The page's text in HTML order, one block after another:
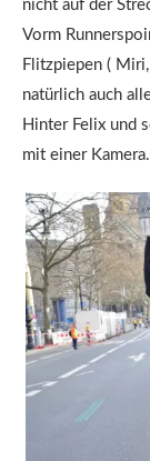
nicht auf der
Vorm
Flitzpiepen ( Miri,
natürlich auch
Hinter Felix und
mit einer Kamera.